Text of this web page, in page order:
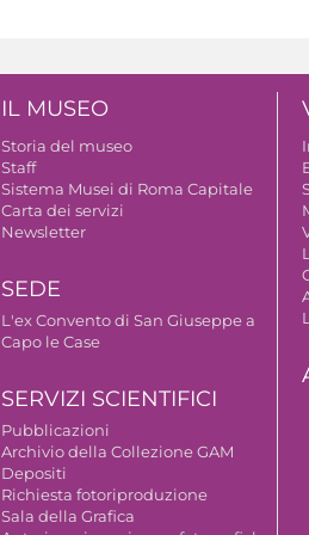
IL MUSEO
Storia del museo
Staff
Sistema Musei di Roma Capitale
Carta dei servizi
Newsletter
SEDE
L'ex Convento di San Giuseppe a
Capo le Case
SERVIZI SCIENTIFICI
Pubblicazioni
Archivio della Collezione GAM
Depositi
Richiesta fotoriproduzione
Sala della Grafica